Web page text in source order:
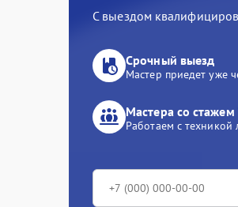
С выездом
Срочный выезд
Мастер приедет уже
Мастера со стажем
Работаем с